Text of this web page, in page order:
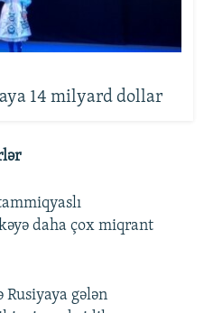
14 milyard dollar
daha çox miqrant
gələn